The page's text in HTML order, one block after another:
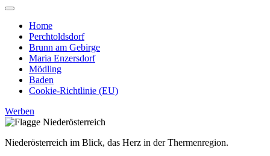
Home
Perchtoldsdorf
Brunn am Gebirge
Maria Enzersdorf
Mödling
Baden
Cookie-Richtlinie (EU)
Werben
Niederösterreich im Blick, das Herz in der Thermenregion.